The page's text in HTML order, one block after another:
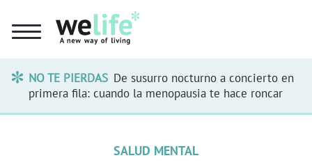
NO TE PIERDAS De susurro nocturno a concierto en
primera fila: cuando la menopausia te hace roncar
SALUD MENTAL